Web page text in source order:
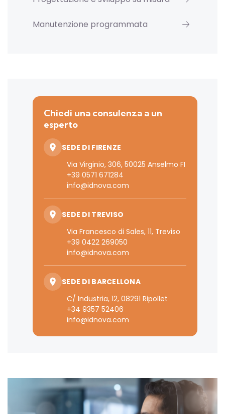
Manutenzione programmata
Chiedi una consulenza a un
esperto
SEDE DI FIRENZE
Via Virginio, 306, 50025 Anselmo FI
+39 0571 671284
info@idnova.com
SEDE DI TREVISO
Via Francesco di Sales, 11, Treviso
+39 0422 269050
info@idnova.com
SEDE DI BARCELLONA
C/ Industria, 12, 08291 Ripollet
+34 9357 52406
info@idnova.com